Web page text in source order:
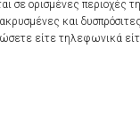
ορισμένες
και
είτε τηλεφωνικά